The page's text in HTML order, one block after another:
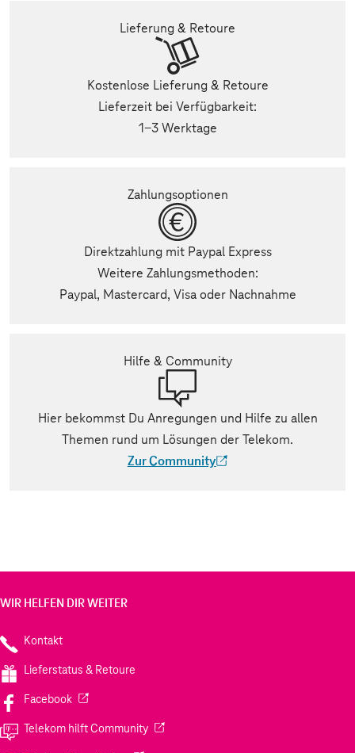
Lieferung & Retoure
Kostenlose Lieferung & Retoure
Lieferzeit bei Verfügbarkeit:
1-3 Werktage
Zahlungsoptionen
Direktzahlung mit Paypal Express
Weitere Zahlungsmethoden:
Paypal, Mastercard, Visa oder Nachnahme
Hilfe & Community
Hier bekommst Du Anregungen und Hilfe zu allen
Themen rund um Lösungen der Telekom.
Zur Community
(Der Link wird in einem neuen Tab
WIR HELFEN DIR WEITER
Kontakt
Lieferstatus & Retoure
Facebook(Wird in einem neuen Tab geöffnet)
Telekom hilft Community(Wird in einem neuen Tab geöffnet)